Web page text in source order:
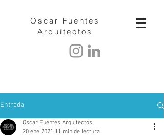
Oscar Fuentes
Arquitectos
Entrada
Oscar Fuentes Arquitectos
20 ene 2021 11 min de lectura